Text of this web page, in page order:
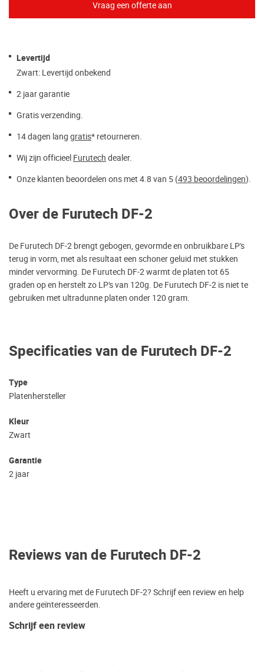
Levertijd
Zwart: Levertijd onbekend
2 jaar garantie
Gratis verzending.
14 dagen lang gratis* retourneren.
Wij zijn officieel Furutech dealer.
Onze klanten beoordelen ons met 4.8 van 5 (493 beoordelingen).
Specificaties van de Furutech DF-2
Type
Platenhersteller
Kleur
Zwart
Garantie
2 jaar
Over de Furutech DF-2
De Furutech DF-2 brengt gebogen, gevormde en onbruikbare LP's
terug in vorm, met als resultaat een schoner geluid met stukken
minder vervorming. De Furutech DF-2 warmt de platen tot 65
graden op en herstelt zo LP's van 120g. De Furutech DF-2 is niet te
gebruiken met ultradunne platen onder 120 gram.
Reviews van de Furutech DF-2
Heeft u ervaring met de Furutech DF-2? Schrijf een review en help
andere geïnteresseerden.
Schrijf een review